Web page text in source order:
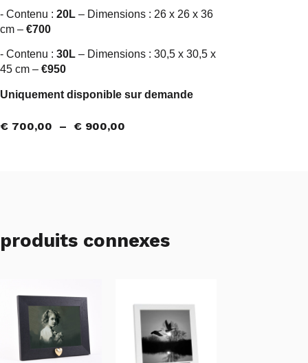
- Contenu : 20L – Dimensions : 26 x 26 x 36
cm – €700
- Contenu : 30L – Dimensions : 30,5 x 30,5 x
45 cm – €950
Uniquement disponible sur demande
€ 700,00 – € 900,00
produits connexes